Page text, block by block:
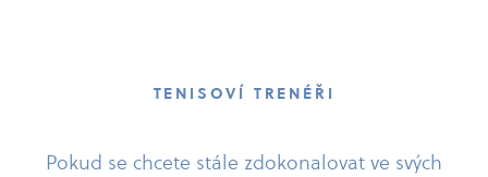
TENISOVÍ TRENÉŘI
Pokud se chcete stále zdokonalovat ve svých